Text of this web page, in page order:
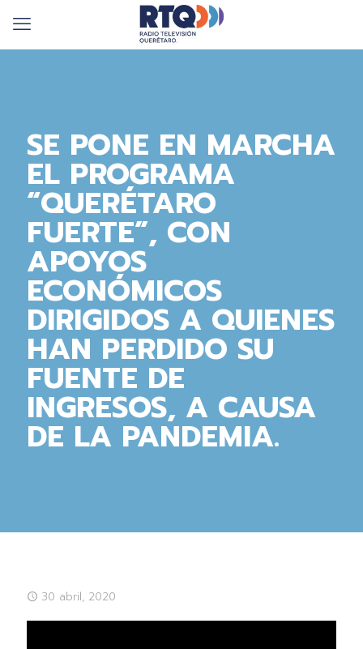
SE PONE EN MARCHA
EL PROGRAMA
“QUERÉTARO
FUERTE”, CON
APOYOS
ECONÓMICOS
DIRIGIDOS A QUIENES
HAN PERDIDO SU
FUENTE DE
INGRESOS, A CAUSA
DE LA PANDEMIA.
30 abril, 2020